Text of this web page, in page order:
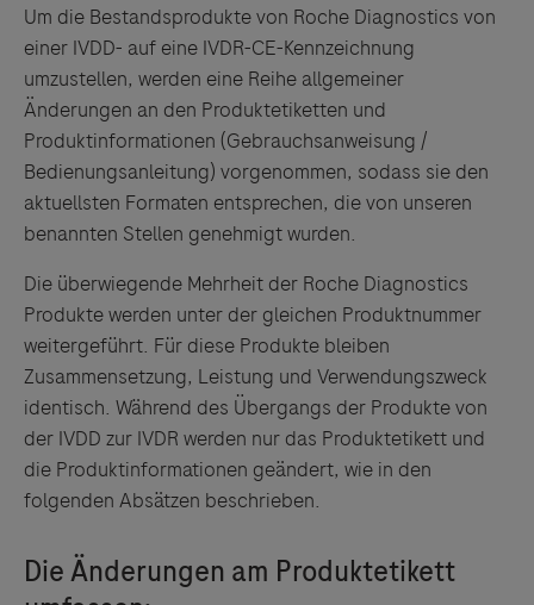
Um die Bestandsprodukte von Roche Diagnostics von
einer IVDD- auf eine IVDR-CE-Kennzeichnung
umzustellen, werden eine Reihe allgemeiner
Änderungen an den Produktetiketten und
Produktinformationen (Gebrauchsanweisung /
Bedienungsanleitung) vorgenommen, sodass sie den
aktuellsten Formaten entsprechen, die von unseren
benannten Stellen genehmigt wurden.
Die überwiegende Mehrheit der Roche Diagnostics
Produkte werden unter der gleichen Produktnummer
weitergeführt. Für diese Produkte bleiben
Zusammensetzung, Leistung und Verwendungszweck
identisch. Während des Übergangs der Produkte von
der IVDD zur IVDR werden nur das Produktetikett und
die Produktinformationen geändert, wie in den
folgenden Absätzen beschrieben.